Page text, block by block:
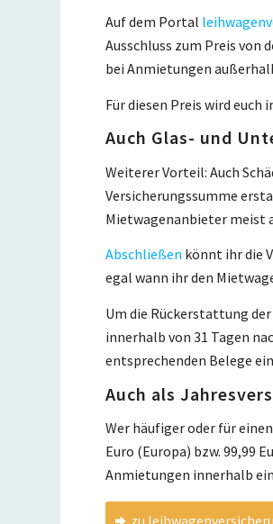
Auf dem Portal
Ausschluss zum Preis von
bei Anmietungen
Für diesen Preis wird
Auch Glas- und
Weiterer Vorteil: Auch
Versicherungssumme
Mietwagenanbieter meist
Abschließen könnt ihr die
egal wann ihr den
Um die Rückerstattung
innerhalb von 31 Tagen
entsprechenden Belege
Auch als
Wer häufiger oder für
Euro (Europa) bzw. 99,99
Anmietungen innerhalb
zu